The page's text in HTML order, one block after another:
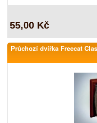
55,00 Kč
Průchozí dvířka Freecat